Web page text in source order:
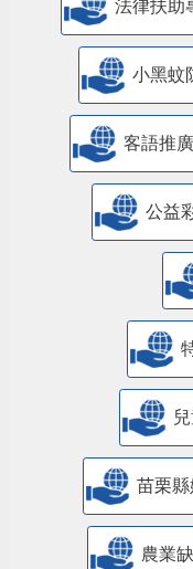
法律扶助
小黑蚊
客語推
公益
苗栗
農業